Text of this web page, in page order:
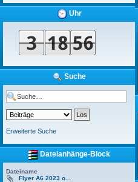
Uhr
Suche
Erweiterte Suche
Dateianhänge-Block
Dateiname
Flyer A6 2023 o...